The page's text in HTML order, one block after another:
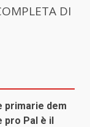
DI
primarie dem
pro Pal è il